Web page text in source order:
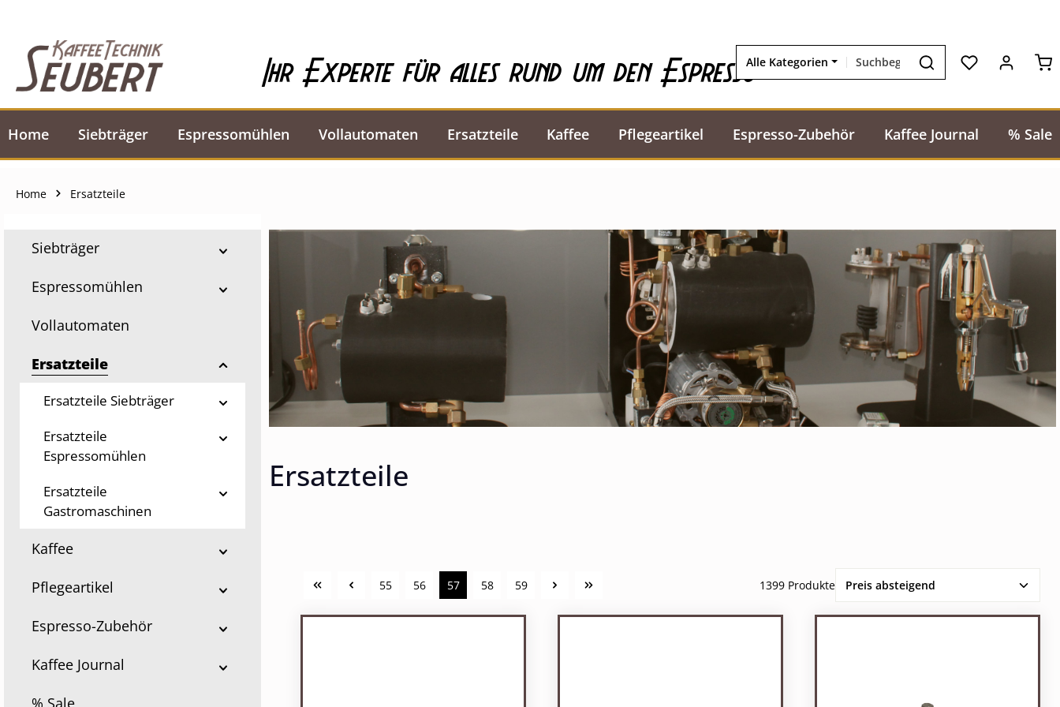
Ihr Experte für alles rund um den EspressoAlle Kategorien
Home Siebträger Espressomühlen Vollautomaten Ersatzteile Kaffee Pflegeartikel Espresso-Zubehör Kaffee Journal % Sale
Home Ersatzteile
Siebträger
Espressomühlen
Vollautomaten
Ersatzteile
Ersatzteile Siebträger
Ersatzteile
Espressomühlen
Ersatzteile
Gastromaschinen
Kaffee
Pflegeartikel
Espresso-Zubehör
Kaffee Journal
% Sale
Ersatzteile
Seite
55 Seite
56 Seite
57 Seite
58 Seite
59 1399 Produkte